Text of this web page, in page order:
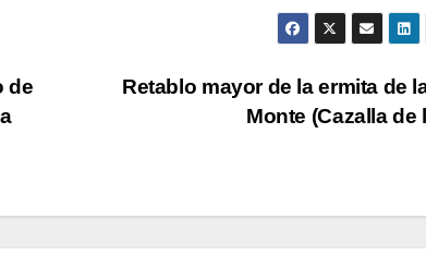
Retablo mayor de la ermita de
Monte (Cazalla de
de